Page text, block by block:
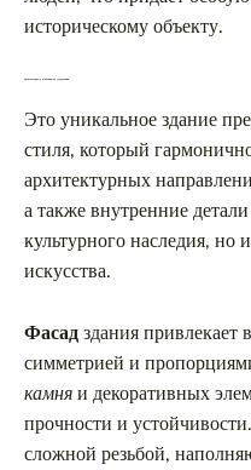
историческому объекту.
Архитектурные особенности сооружения
Это уникальное здание
стиля, который
архитектурных
а также внутренние
культурного наследия,
искусства.
Фасадздания
симметрией и
камняи декоративных
прочности и
сложной резьбой,